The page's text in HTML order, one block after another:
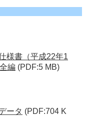
様書（平成22年1
編 (PDF:5 MB)
ータ (PDF:704 K